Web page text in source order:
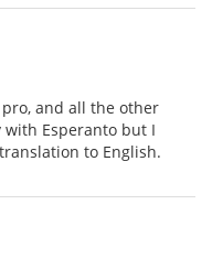
and all the other
with Esperanto but I
to English.